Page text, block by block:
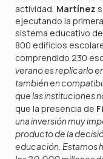
actividad, Martínez
ejecutando la
sistema educativo
800 edificios
comprendido 230
verano es replicarlo
también en
que las instituciones
que la presencia de
una inversión muy
producto de la
educación. Estamos